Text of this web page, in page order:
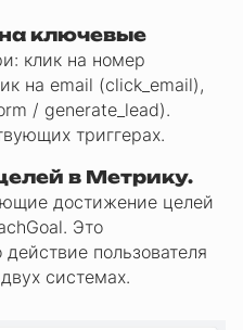
ключевые
клик на номер
на email (click_email),
/ generate_lead).
триггерах.
в Метрику.
достижение целей
Это
пользователя
системах.